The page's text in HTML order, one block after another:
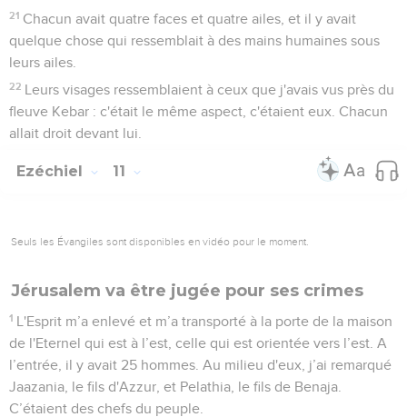
21 Chacun avait quatre faces et quatre ailes, et il y avait
quelque chose qui ressemblait à des mains humaines sous
leurs ailes.
22 Leurs visages ressemblaient à ceux que j'avais vus près du
fleuve Kebar : c'était le même aspect, c'étaient eux. Chacun
allait droit devant lui.
Ezéchiel 11
Seuls les Évangiles sont disponibles en vidéo pour le moment.
Jérusalem va être jugée pour ses crimes
1 L'Esprit m’a enlevé et m’a transporté à la porte de la maison
de l'Eternel qui est à l’est, celle qui est orientée vers l’est. A
l’entrée, il y avait 25 hommes. Au milieu d'eux, j’ai remarqué
Jaazania, le fils d'Azzur, et Pelathia, le fils de Benaja.
C’étaient des chefs du peuple.